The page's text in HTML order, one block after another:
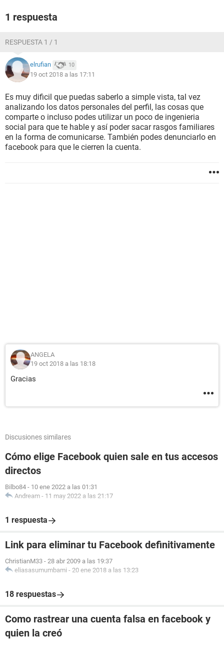
1 respuesta
RESPUESTA 1 / 1
elrufian 10
19 oct 2018 a las 17:11
Es muy dificil que puedas saberlo a simple vista, tal vez
analizando los datos personales del perfil, las cosas que
comparte o incluso podes utilizar un poco de ingenieria
social para que te hable y así poder sacar rasgos familiares
en la forma de comunicarse. También podes denunciarlo en
facebook para que le cierren la cuenta.
ANGELA
19 oct 2018 a las 18:18
Gracias
Discusiones similares
Cómo elige Facebook quien sale en tus accesos
directos
Bilbo84 - 10 ene 2022 a las 01:31
Andream - 11 may 2022 a las 21:17
1 respuesta
Link para eliminar tu Facebook definitivamente
ChristianM33 - 28 abr 2009 a las 19:37
eliasasumumbami - 20 ene 2018 a las 13:23
18 respuestas
Como rastrear una cuenta falsa en facebook y
quien la creó